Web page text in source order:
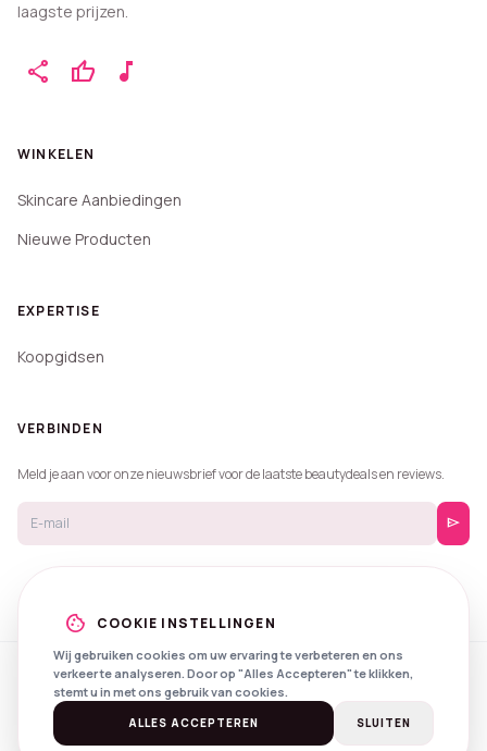
laagste prijzen.
share thumb_up music_note
WINKELEN
Skincare Aanbiedingen
Nieuwe Producten
EXPERTISE
Koopgidsen
VERBINDEN
Meld je aan voor onze nieuwsbrief voor de laatste beautydeals en reviews.
send
© 2026 Beautyprijzen.
Created with
byNXS Digital
SpotlightsPrivacyVoorwaarden
cookie COOKIE INSTELLINGEN
Wij gebruiken cookies om uw ervaring te verbeteren en ons
verkeer te analyseren. Door op "Alles Accepteren" te klikken,
stemt u in met ons gebruik van cookies.
ALLES ACCEPTEREN SLUITEN